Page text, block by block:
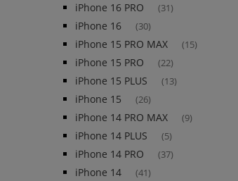
iPhone 16 PRO (31)
iPhone 16 (30)
iPhone 15 PRO MAX (15)
iPhone 15 PRO (22)
iPhone 15 PLUS (13)
iPhone 15 (26)
iPhone 14 PRO MAX (9)
iPhone 14 PLUS (5)
iPhone 14 PRO (37)
iPhone 14 (41)